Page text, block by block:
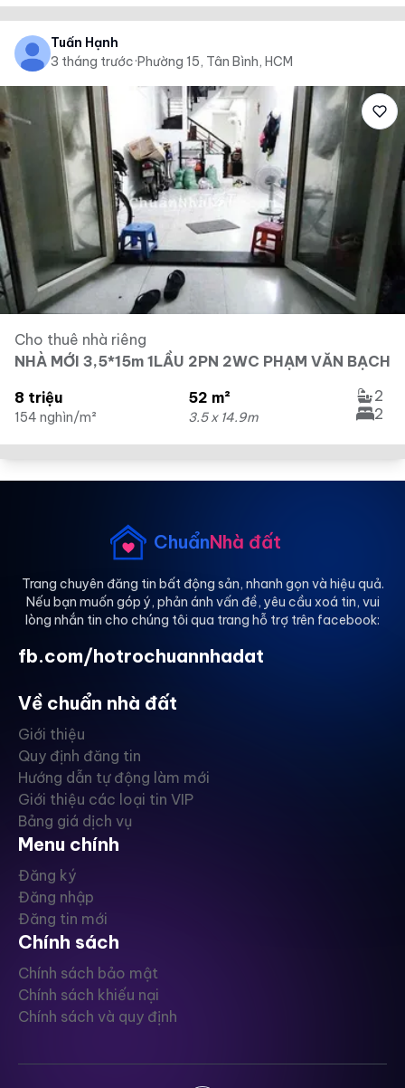
Tuấn Hạnh
3 tháng trước·Phường 15, Tân Bình, HCM
Cho thuê nhà riêng
NHÀ MỚI 3,5*15m 1LẦU 2PN 2WC PHẠM VĂN BẠCH
8 triệu
154 nghìn/m²
52 m²
3.5 x 14.9m
2
2
ChuẩnNhà đất
Trang chuyên đăng tin bất động sản, nhanh gọn và hiệu quả.
Nếu bạn muốn góp ý, phản ánh vấn đề, yêu cầu xoá tin, vui
lòng nhắn tin cho chúng tôi qua trang hỗ trợ trên facebook:
fb.com/hotrochuannhadat
Về chuẩn nhà đất
Giới thiệu
Quy định đăng tin
Hướng dẫn tự động làm mới
Giới thiệu các loại tin VIP
Bảng giá dịch vụ
Menu chính
Đăng ký
Đăng nhập
Đăng tin mới
Chính sách
Chính sách bảo mật
Chính sách khiếu nại
Chính sách và quy định